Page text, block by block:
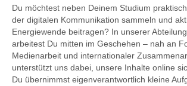
Du möchtest neben Deinem Studium
der digitalen Kommunikation sammeln und
Energiewende beitragen? In unserer
arbeitest Du mitten im Geschehen – nah an
Medienarbeit und internationaler
unterstützt uns dabei, unsere Inhalte online
Du übernimmst eigenverantwortlich kleine